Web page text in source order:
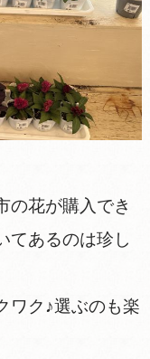
の花が購入でき
てあるのは珍し
ワク♪選ぶのも楽